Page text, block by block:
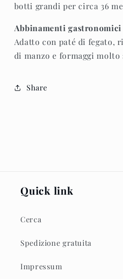
botti grandi per circa 36
Abbinamenti gastronomici
Adatto con paté di fegato,
di manzo e formaggi molto
Share
Quick link
Cerca
Spedizione gratuita
Impressum